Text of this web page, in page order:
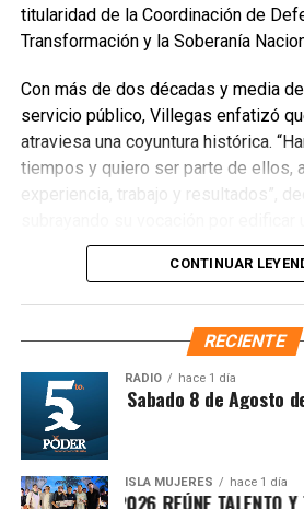
Recibe las noticias
importantes de Quintana
en tu teléfono.
Unirme al canal de
titularidad de la Coordinación de
Transformación y la Soberanía
Con más de dos décadas y media
servicio público, Villegas enfatizó
atraviesa una coyuntura histórica.
tiempos y quiero ser parte de ellos,
experiencia, trabajo y resultados”,
justa, unida y equitativa.
priorizando la atención a sectores
es ampliamente reconocida por
movimiento ciudadano contra la
exigiendo soluciones definitivas al
hídrico en los municipios de Benito
Playa del Carmen y Puerto Morelos.
CONTINUAR
RECIENTE
RADIO hace 1 día
Matutina Sabado 8 de Agosto
ISLA MUJERES hace 1 día
ISLEÑO 2026 REÚNE TALENTO Y